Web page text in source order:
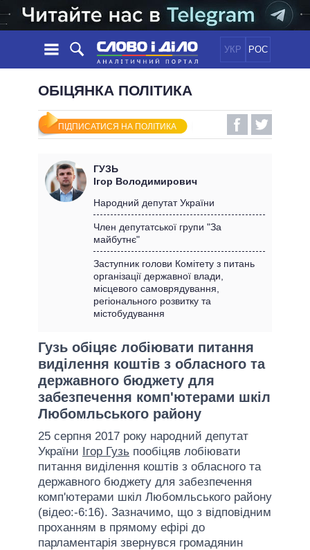
УКР РОС
НОВИНИ
СТРІЧКА
ПОДІЇ
СТАТТІ
ДУМКИ
ОГЛЯДИ
ДАЙДЖЕСТИ
ПОЛІТИКА
ЕКОНОМІКА
СВІТ
ОБIЦЯНКИ
УСІ ПОЛІТИКИ
ПРЕЗИДЕНТ І ОФІС
КАБІНЕТ МІНІСТРІВ
ГОЛОВИ ОБЛАДМІНІСТРАЦІЙ
МЕРИ МІСТ
ВСІ ПЕРСОНИ
ІНФОГРАФІКА
ВІДЕО
ПІДТРИМАТИ
ПОРІВНЯННЯ ПОЛІТИКІВ
ОБІЦЯНКА ПОЛІТИКА
ПІДПИСАТИСЯ НА ПОЛІТИКА
ГУЗЬ
Ігор Володимирович
Народний депутат України
Член депутатської групи "За
майбутнє"
Заступник голови Комітету з питань
організації державної влади,
місцевого самоврядування,
регіонального розвитку та
містобудування
Гузь обіцяє лобіювати питання
виділення коштів з обласного та
державного бюджету для
забезпечення комп'ютерами шкіл
Любомльського району
25 серпня 2017 року народний депутат
України Ігор Гузь пообіцяв лобіювати
питання виділення коштів з обласного та
державного бюджету для забезпечення
комп'ютерами шкіл Любомльського району
(відео:-6:16). Зазначимо, що з відповідним
проханням в прямому ефірі до
парламентарія звернувся громадянин